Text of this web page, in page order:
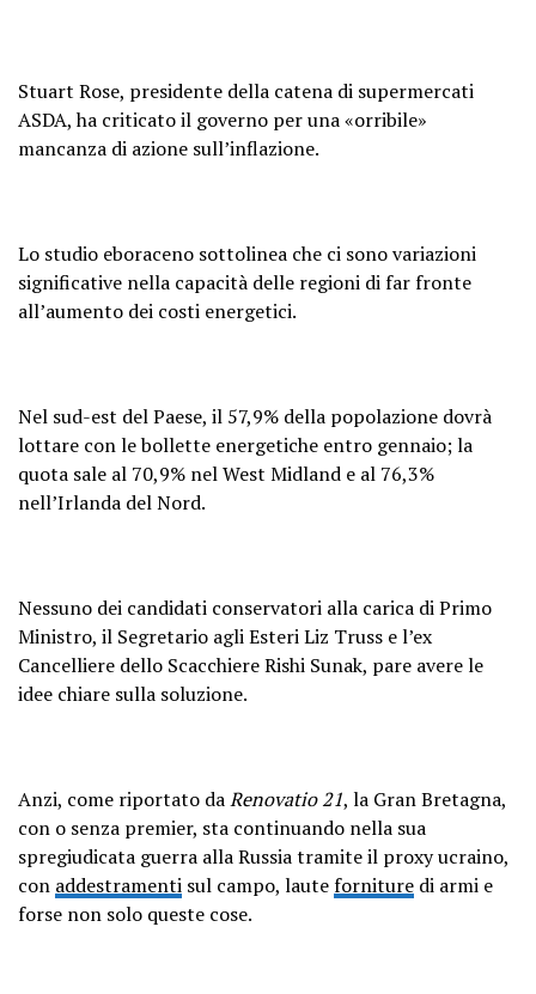
Stuart Rose, presidente della catena di supermercati
ASDA, ha criticato il governo per una «orribile»
mancanza di azione sull’inflazione.
Lo studio eboraceno sottolinea che ci sono variazioni
significative nella capacità delle regioni di far fronte
all’aumento dei costi energetici.
Nel sud-est del Paese, il 57,9% della popolazione dovrà
lottare con le bollette energetiche entro gennaio; la
quota sale al 70,9% nel West Midland e al 76,3%
nell’Irlanda del Nord.
Nessuno dei candidati conservatori alla carica di Primo
Ministro, il Segretario agli Esteri Liz Truss e l’ex
Cancelliere dello Scacchiere Rishi Sunak, pare avere le
idee chiare sulla soluzione.
Anzi, come riportato daRenovatio 21, la Gran Bretagna,
con o senza premier, sta continuando nella sua
spregiudicata guerra alla Russia tramite il proxy ucraino,
con addestramenti sul campo, lauteforniture di armi e
forse non solo queste cose.